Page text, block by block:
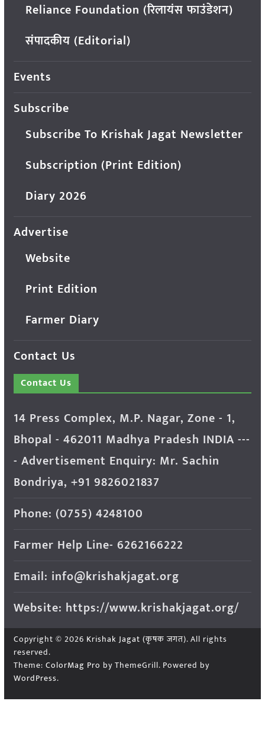
Reliance Foundation (रिलायंस फाउंडेशन)
संपादकीय (Editorial)
Events
Subscribe
Subscribe To Krishak Jagat Newsletter
Subscription (Print Edition)
Diary 2026
Advertise
Website
Print Edition
Farmer Diary
Contact Us
Contact Us
14 Press Complex, M.P. Nagar, Zone - 1,
Bhopal - 462011 Madhya Pradesh INDIA ---
- Advertisement Enquiry: Mr. Sachin
Bondriya, +91 9826021837
Phone: (0755) 4248100
Farmer Help Line- 6262166222
Email: info@krishakjagat.org
Website: https://www.krishakjagat.org/
Copyright © 2026 Krishak Jagat (कृषक जगत). All rights
reserved.
Theme: ColorMag Pro by ThemeGrill. Powered by
WordPress.